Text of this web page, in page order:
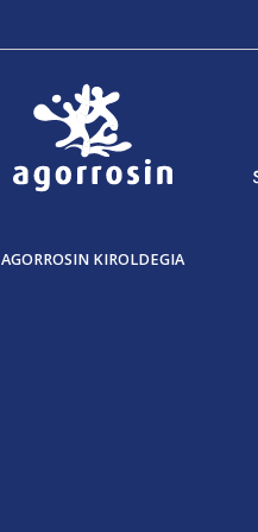
AGORROSIN KIROLDEGIA